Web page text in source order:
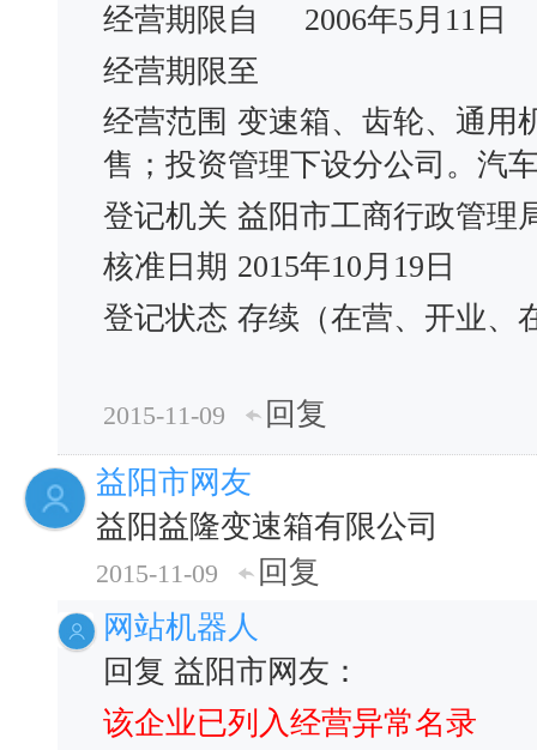
经营期限自
2006年5月11日
经营期限至
经营范围 变速箱、齿轮、通用
售；投资管理下设分公司。汽
登记机关 益阳市工商行政管理
核准日期 2015年10月19日
登记状态 存续（在营、开业、
2015-11-09
回复
益阳市网友
益阳益隆变速箱有限公司
2015-11-09
回复
网站机器人
回复 益阳市网友：
该企业已列入经营异常名录